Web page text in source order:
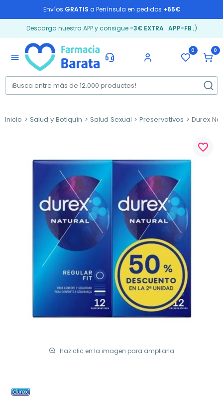
Envíos GRATIS a Península en pedidos +65€
Descarga nuestra APP y consigue -3€ EXTRA: APP-FB ;)
menu
0 0
Inicio Salud y Botiquín Salud Sexual Preservativos Durex
Haz clic en la imagen para ampliarla
favorite_border